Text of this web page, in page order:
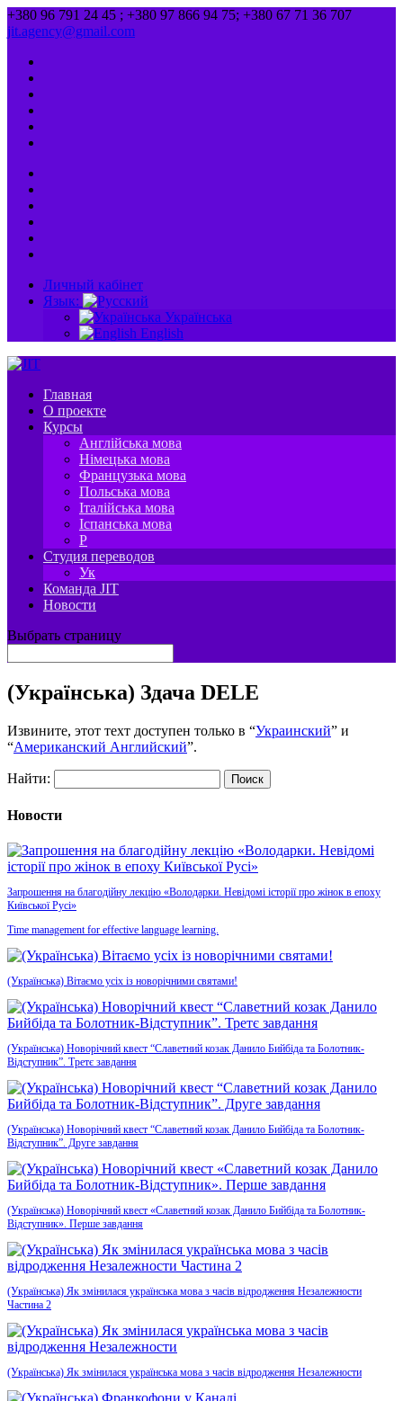
+380 96 791 24 45 ; +380 97 866 94 75; +380 67 71 36 707
jit.agency@gmail.com
Личный кабінет
Язык:
Українська
English
Главная
О проекте
Курсы
Англійська мова
Німецька мова
Французька мова
Польська мова
Італійська мова
Іспанська мова
P
Студия переводов
Ук
Команда JIT
Новости
Выбрать страницу
(Українська) Здача DELE
Извините, этот техт доступен только в “Украинский” и
“Американский Английский”.
Найти:
Новости
Запрошення на благодійну лекцію «Володарки. Невідомі історії про жінок в епоху
Київської Русі»
Time management for effective language learning.
(Українська) Вітаємо усіх із новорічними святами!
(Українська) Новорічний квест “Славетний козак Данило Бийбіда та Болотник-
Відступник”. Третє завдання
(Українська) Новорічний квест “Славетний козак Данило Бийбіда та Болотник-
Відступник”. Друге завдання
(Українська) Новорічний квест «Славетний козак Данило Бийбіда та Болотник-
Відступник». Перше завдання
(Українська) Як змінилася українська мова з часів відродження Незалежности
Частина 2
(Українська) Як змінилася українська мова з часів відродження Незалежности